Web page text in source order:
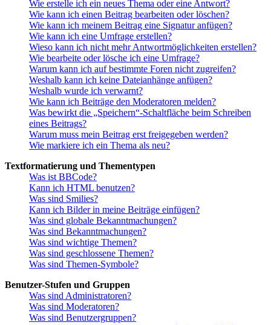
Wie erstelle ich ein neues Thema oder eine Antwort?
Wie kann ich einen Beitrag bearbeiten oder löschen?
Wie kann ich meinem Beitrag eine Signatur anfügen?
Wie kann ich eine Umfrage erstellen?
Wieso kann ich nicht mehr Antwortmöglichkeiten erstellen?
Wie bearbeite oder lösche ich eine Umfrage?
Warum kann ich auf bestimmte Foren nicht zugreifen?
Weshalb kann ich keine Dateianhänge anfügen?
Weshalb wurde ich verwarnt?
Wie kann ich Beiträge den Moderatoren melden?
Was bewirkt die „Speichern“-Schaltfläche beim Schreiben
eines Beitrags?
Warum muss mein Beitrag erst freigegeben werden?
Wie markiere ich ein Thema als neu?
Textformatierung und Thementypen
Was ist BBCode?
Kann ich HTML benutzen?
Was sind Smilies?
Kann ich Bilder in meine Beiträge einfügen?
Was sind globale Bekanntmachungen?
Was sind Bekanntmachungen?
Was sind wichtige Themen?
Was sind geschlossene Themen?
Was sind Themen-Symbole?
Benutzer-Stufen und Gruppen
Was sind Administratoren?
Was sind Moderatoren?
Was sind Benutzergruppen?